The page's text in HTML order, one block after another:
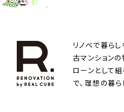
リノベで暮ら
古マンション
ローンとして
で、理想の暮ら